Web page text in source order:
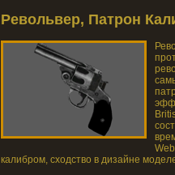
Револьвер, Патрон
калибром, сходство в дизайне